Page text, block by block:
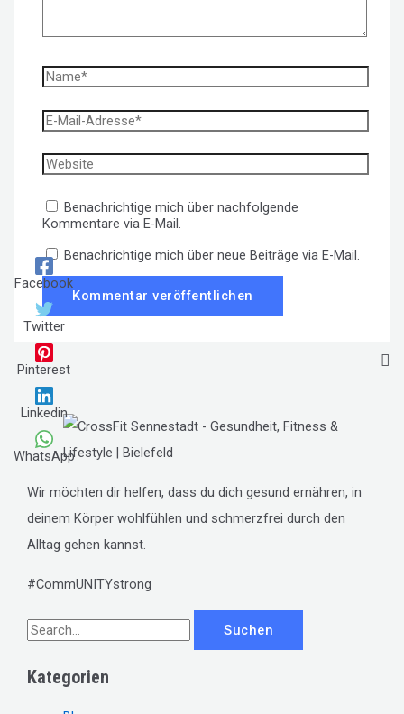
Facebook
Twitter
Pinterest
Linkedin
WhatsApp
Name*
E-
Mail-
Adresse*
Website
Benachrichtige mich über nachfolgende
Kommentare via E-Mail.
Benachrichtige mich über neue Beiträge via E-Mail.
Wir möchten dir helfen, dass du dich gesund ernähren, in
deinem Körper wohlfühlen und schmerzfrei durch den
Alltag gehen kannst.
#CommUNITYstrong
S
c
Kategorien